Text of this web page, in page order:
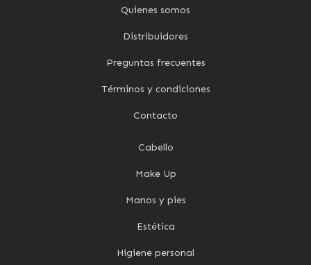
Quienes somos
Distribuidores
Preguntas frecuentes
Términos y condiciones
Contacto
Cabello
Make Up
Manos y pies
Estética
Higiene personal